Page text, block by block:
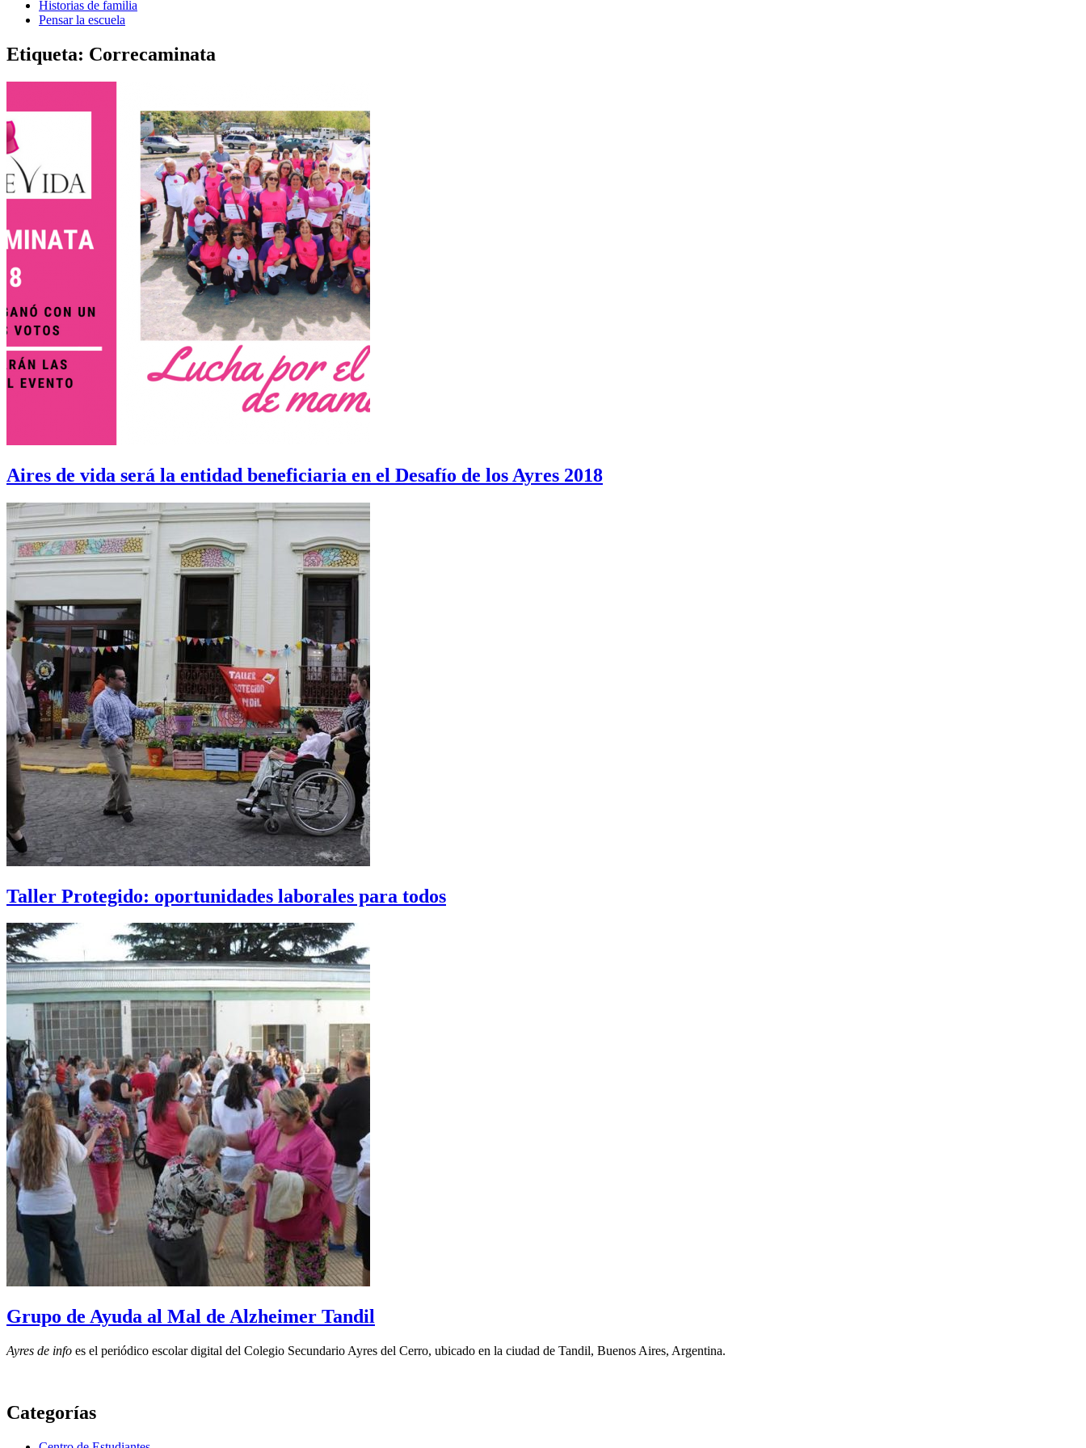
Historias de familia
Pensar la escuela
Etiqueta: Correcaminata
Aires de vida será la entidad beneficiaria en el Desafío de los Ayres 2018
Taller Protegido: oportunidades laborales para todos
Grupo de Ayuda al Mal de Alzheimer Tandil
Ayres de info es el periódico escolar digital del Colegio Secundario Ayres del Cerro, ubicado en la ciudad de Tandil, Buenos Aires, Argentina.
Categorías